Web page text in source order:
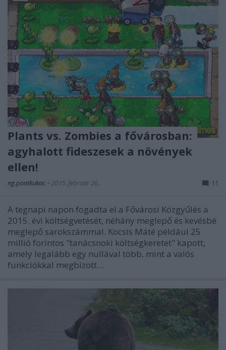
Plants vs. Zombies a fővárosban:
agyhalott fideszesek a növények
ellen!
ng.pontkukac • 2015. február 26. 11
A tegnapi napon fogadta el a Fővárosi Közgyűlés a
2015. évi költségvetését, néhány meglepő és kevésbé
meglepő sarokszámmal. Kocsis Máté például 25
millió forintos "tanácsnoki költségkeretet" kapott,
amely legalább egy nullával több, mint a valós
funkciókkal megbízott…